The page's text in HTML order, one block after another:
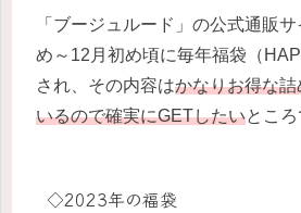
「ブージュルード」の公式通販
め～12月初め頃に毎年福袋（
され、その内容はかなりお得な
いるので確実にGETしたいところ
◇2023年の福袋